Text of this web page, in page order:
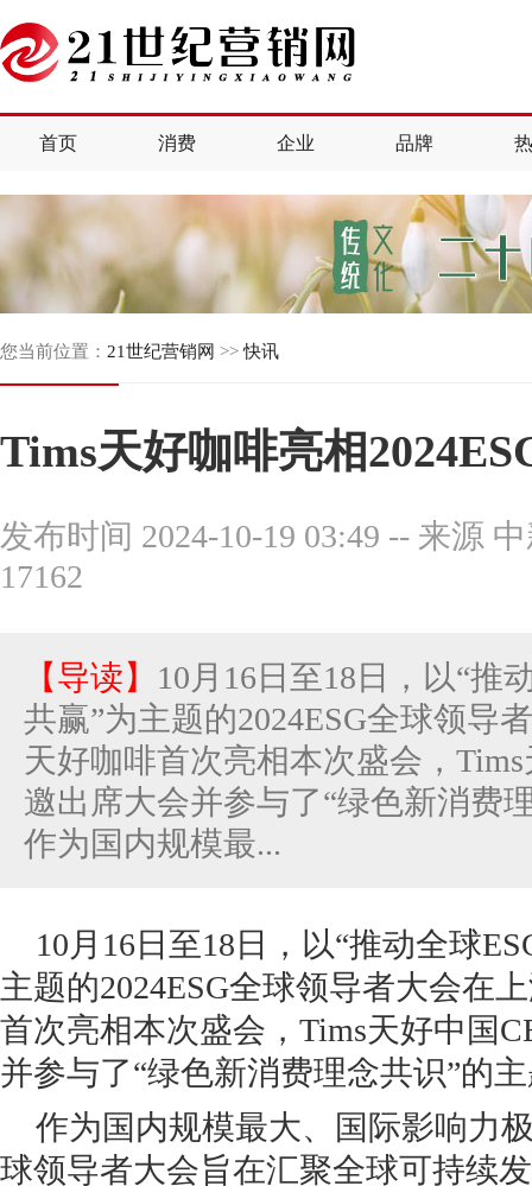
首页 消费 企业 品牌
您当前位置： 21世纪营销网 >>快讯
Tims天好咖啡亮相
发布时间 2024-10-19 03:49 -- 来源
17162
【导读】 10月16日至18日，以“推
共赢”为主题的2024ESG全球领导
天好咖啡首次亮相本次盛会，
邀出席大会并参与了“绿色新消费
作为国内规模最...
10月16日至18日，以“推动全球
主题的2024ESG全球领导者大会在
首次亮相本次盛会，Tims天好中国
并参与了“绿色新消费理念共识”的
作为国内规模最大、国际影响力
球领导者大会旨在汇聚全球可持续